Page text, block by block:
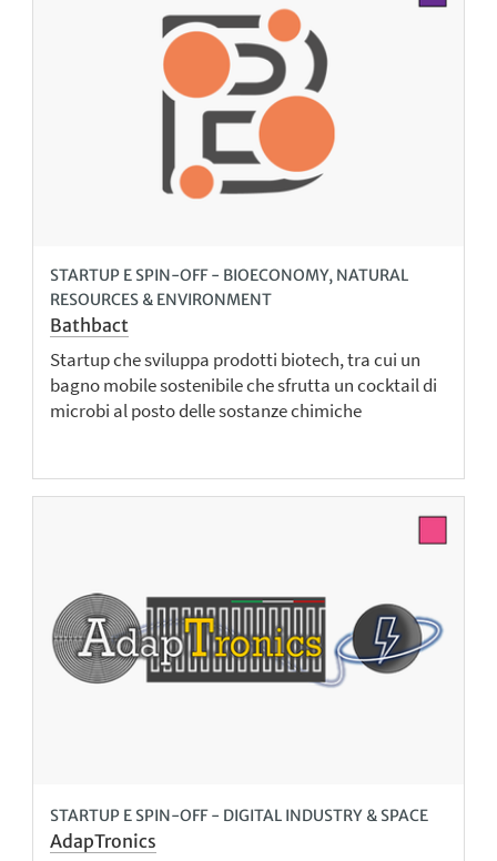
STARTUP E SPIN-OFF - BIOECONOMY, NATURAL
RESOURCES & ENVIRONMENT
Bathbact
Startup che sviluppa prodotti biotech, tra cui un
bagno mobile sostenibile che sfrutta un cocktail di
microbi al posto delle sostanze chimiche
STARTUP E SPIN-OFF - DIGITAL INDUSTRY & SPACE
AdapTronics